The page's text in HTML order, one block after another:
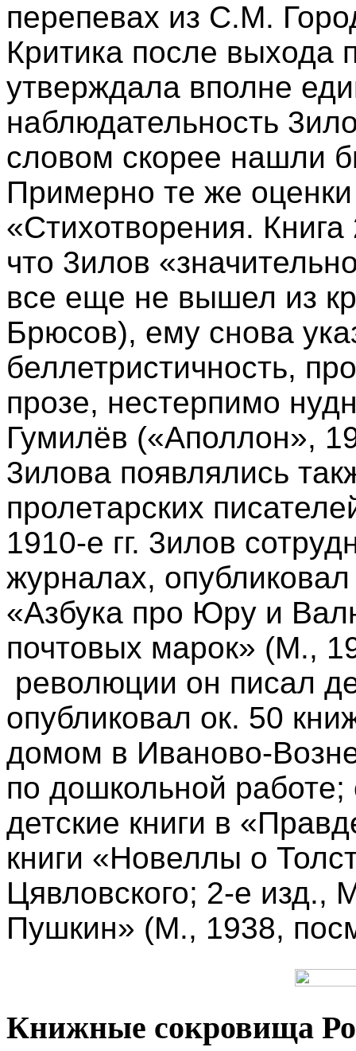
перепевах из С.М.
Критика после выхода
утверждала вполне
наблюдательность
словом скорее нашли
Примерно те же оценки
«Стихотворения.
что 3илов
все еще не вышел из
Брюсов), ему снова
беллетристичность,
прозе, нестерпимо
Гумилёв («Аполлон»,
3илова появлялись
пролетарских
1910-е гг. 3илов
журналах,
«Азбука про Юру и
почтовых марок» (М.,
революции он писал
опубликовал ок. 50
домом в Иваново-
по дошкольной
детские книги в
книги «Новеллы о
Цявловского; 2-е
Пушкин» (М., 1938,
Книжные сокровища